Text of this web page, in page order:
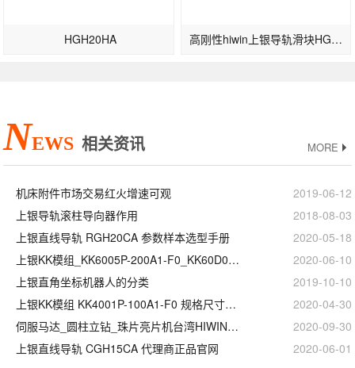
HGH20HA 高刚性hiwin上银导轨滑块HGW30CB-高速型
NEWS 相关资讯 MORE
机床附件市场交易红火增速可观
2019-06-12
上银导轨滚柱导向器作用
2018-08-03
上银直线导轨 RGH20CA 参数样本选型手册
2020-05-18
上银KK模组_KK6005P-200A1-F0_KK60D05P-200A1-F0_等级精度安装
2020-06-10
上银直角坐标机器人的分类
2019-10-10
上银KK模组 KK4001P-100A1-F0 规格尺寸型号
2020-04-30
伺服马达_圆柱立钻_珠片亮片机台湾HIWIN上银直线模组滑台
2020-09-30
上银直线导轨 CGH15CA 代理商正品官网
2020-06-01